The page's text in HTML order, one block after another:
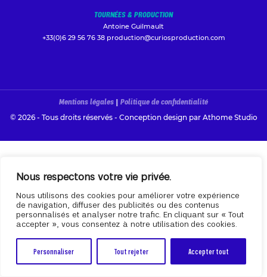
Nous respectons votre vie privée.
Nous utilisons des cookies pour améliorer votre expérience
de navigation, diffuser des publicités ou des contenus
personnalisés et analyser notre trafic. En cliquant sur « Tout
accepter », vous consentez à notre utilisation des cookies.
Personnaliser Tout rejeter Accepter tout
TOURNÉES & PRODUCTION
Antoine Guilmault
+33(0)6 29 56 76 38 production@curiosproduction.com
Mentions légales | Politique de confidentialité
© 2026 - Tous droits réservés - Conception design par Athome Studio